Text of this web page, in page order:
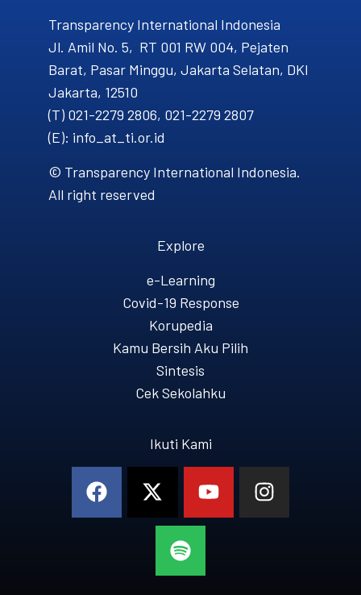
Transparency International Indonesia
Jl. Amil No. 5, RT 001 RW 004, Pejaten
Barat, Pasar Minggu, Jakarta Selatan, DKI
Jakarta, 12510
(T) 021-2279 2806, 021-2279 2807
(E): info_at_ti.or.id
© Transparency International Indonesia.
All right reserved
Explore
e-Learning
Covid-19 Response
Korupedia
Kamu Bersih Aku Pilih
Sintesis
Cek Sekolahku
Ikuti Kami